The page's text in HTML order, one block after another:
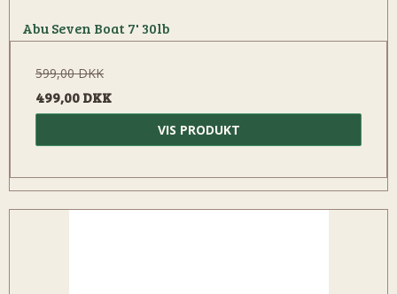
Abu Seven Boat 7' 30lb
599,00 DKK
499,00 DKK
VIS PRODUKT